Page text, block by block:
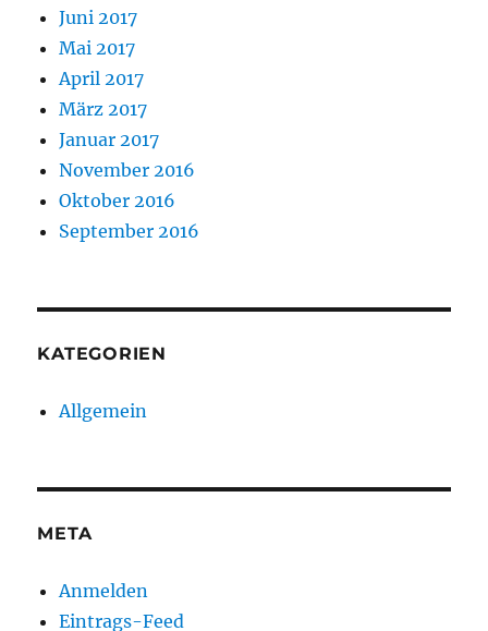
Juni 2017
Mai 2017
April 2017
März 2017
Januar 2017
November 2016
Oktober 2016
September 2016
KATEGORIEN
Allgemein
META
Anmelden
Eintrags-Feed